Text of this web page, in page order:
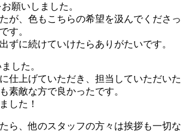
願いしました。
が、色もこちらの希望を汲んでくださっ
す。
ずに続けていけたらありがたいです。
した。
仕上げていただき、担当していただいた
素敵な方で良かったです。
した！
ら、他のスタッフの方々は挨拶も一切な